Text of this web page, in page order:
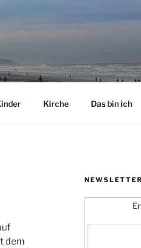
Kirche Das bin ich
dem
NEWSLETTER